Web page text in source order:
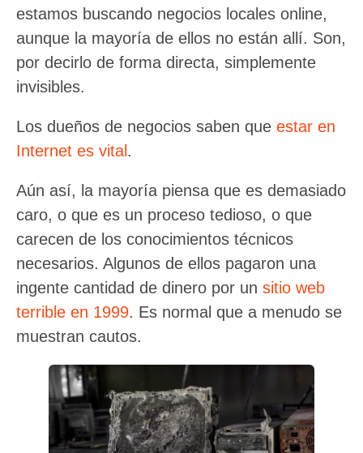
estamos buscando negocios locales online,
aunque la mayoría de ellos no están allí. Son,
por decirlo de forma directa, simplemente
invisibles.
Los dueños de negocios saben que estar en
Internet es vital .
Aún así, la mayoría piensa que es demasiado
caro, o que es un proceso tedioso, o que
carecen de los conocimientos técnicos
necesarios. Algunos de ellos pagaron una
ingente cantidad de dinero por un sitio web
terrible en 1999. Es normal que a menudo se
muestran cautos.